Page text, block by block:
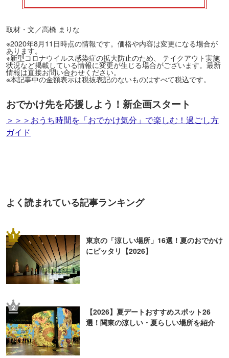
取材・文／高橋 まりな
※2020年8月11日時点の情報です。価格や内容は変更になる場合が
あります。
※新型コロナウイルス感染症の拡大防止のため、 テイクアウト実施
状況など掲載している情報に変更が生じる場合がございます。最新
情報は直接お問い合わせください。
※本記事中の金額表示は税抜表記のないものはすべて税込です。
おでかけ先を応援しよう！新企画スタート
＞＞＞おうち時間を「おでかけ気分」で楽しむ！過ごし方
ガイド
よく読まれている記事ランキング
1
東京の「涼しい場所」16選！夏のおでかけ
にピッタリ【2026】
2
【2026】夏デートおすすめスポット26
選！関東の涼しい・夏らしい場所を紹介